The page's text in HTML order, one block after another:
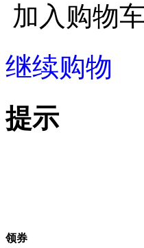
加入购物
继续购物
提示
领券